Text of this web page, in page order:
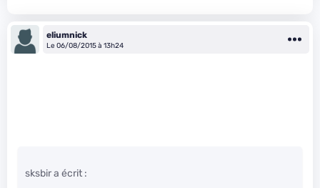
eliumnick
Le 06/08/2015 à 13h24
sksbir a écrit :